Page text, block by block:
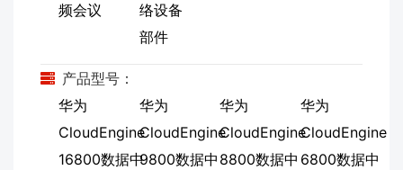
频会议
络设备
部件
产品型号：
华为
CloudEngine
16800数据中
华为
CloudEngine
9800数据中
华为
CloudEngine
8800数据中
华为
CloudEngine
6800数据中